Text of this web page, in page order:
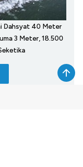
Dahsyat 40 Meter
3 Meter, 18.500